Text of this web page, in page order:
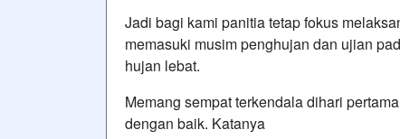
Jadi bagi kami panitia tetap fokus
memasuki musim penghujan dan ujian
hujan lebat.
Memang sempat terkendala dihari
dengan baik. Katanya